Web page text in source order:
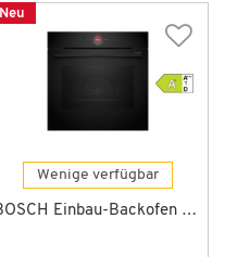
Neu
Wenige verfügbar
BOSCH Einbau-Backofen HBG972KB1